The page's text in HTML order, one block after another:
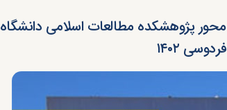
پژوهشکده مطالعات اسلامی دانشگاه
فردوسی ۱۴۰۲